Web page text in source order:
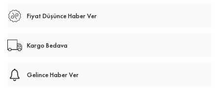
Fiyat Düşünce Haber Ver
Kargo Bedava
Gelince Haber Ver